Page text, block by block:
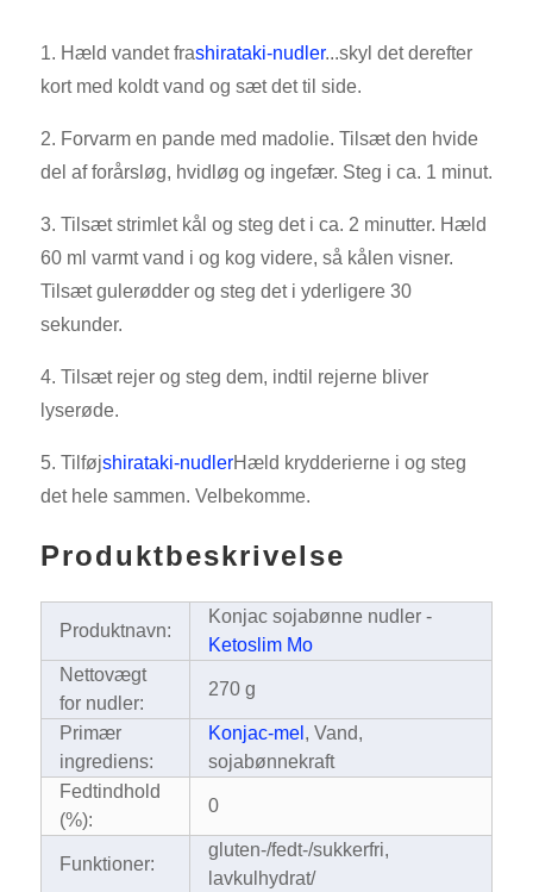
1. Hæld vandet frashirataki-nudler...skyl det derefter
kort med koldt vand og sæt det til side.
2. Forvarm en pande med madolie. Tilsæt den hvide
del af forårsløg, hvidløg og ingefær. Steg i ca. 1 minut.
3. Tilsæt strimlet kål og steg det i ca. 2 minutter. Hæld
60 ml varmt vand i og kog videre, så kålen visner.
Tilsæt gulerødder og steg det i yderligere 30
sekunder.
4. Tilsæt rejer og steg dem, indtil rejerne bliver
lyserøde.
5. Tilføjshirataki-nudlerHæld krydderierne i og steg
det hele sammen. Velbekomme.
Produktbeskrivelse
Produktnavn:
Konjac sojabønne nudler -
Ketoslim Mo
Nettovægt
for nudler:
270 g
Primær
ingrediens:
Konjac-mel , Vand,
sojabønnekraft
Fedtindhold
(%):
0
Funktioner:
gluten-/fedt-/sukkerfri,
lavkulhydrat/